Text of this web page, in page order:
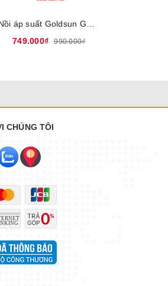
749.000₫
990.000₫
CHÚNG TÔI